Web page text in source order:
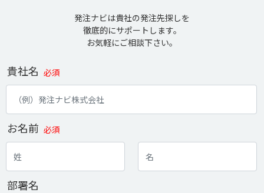
発注ナビは貴社の発注先探しを
徹底的にサポートします。
お気軽にご相談下さい。
貴社名 必須
お名前 必須
部署名